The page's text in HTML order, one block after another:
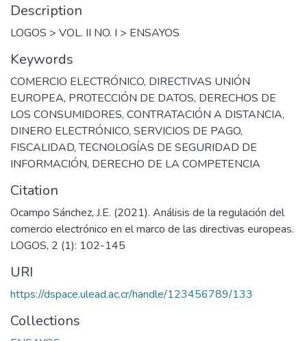
Description
LOGOS > VOL. II NO. I > ENSAYOS
Keywords
COMERCIO ELECTRÓNICO, DIRECTIVAS UNIÓN
EUROPEA, PROTECCIÓN DE DATOS, DERECHOS DE
LOS CONSUMIDORES, CONTRATACIÓN A DISTANCIA,
DINERO ELECTRÓNICO, SERVICIOS DE PAGO,
FISCALIDAD,TECNOLOGÍAS DE SEGURIDAD DE
INFORMACIÓN, DERECHO DE LA COMPETENCIA
Citation
Ocampo Sánchez, J.E. (2021). Análisis de la regulación del
comercio electrónico en el marco de las directivas europeas.
LOGOS, 2 (1): 102-145
URI
https://dspace.ulead.ac.cr/handle/123456789/133
Collections